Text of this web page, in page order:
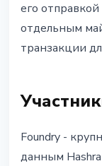
его
отдельным
транзакции
Foundry -
данным